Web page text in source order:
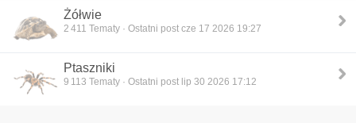
Żółwie
2 411 Tematy · Ostatni post cze 17 2026 19:27
Ptaszniki
9 113 Tematy · Ostatni post lip 30 2026 17:12